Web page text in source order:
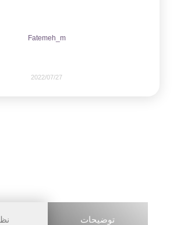
Fatemeh_m
2022/07/27
توضیحات